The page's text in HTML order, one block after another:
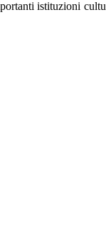
istituzioni